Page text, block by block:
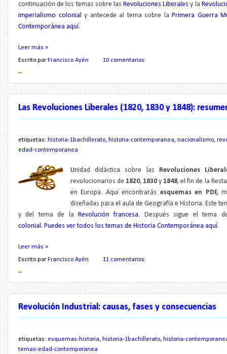
continuación de los temas sobre las Revoluciones Liberalesy la
imperialismo colonial
y antecede al tema sobre la
Primera Guerra
Contemporánea aquí.
Leer más »
Escrito por Francisco Ayén
10 comentarios:
Las Revoluciones Liberales (1820, 1830 y 1848):
etiquetas: historia-1bachillerato, historia-contemporanea, nacionalismo,
edad-contemporanea
Unidad didáctica sobre las
Revoluciones
revolucionarios de 1820, 1830 y 1848, el fin de la
en Europa. Aquí encontrarás esquemas en PDF,
diseñadas para el aula de Geografía e Historia. Este
y del tema de la
Revolución francesa. Después sigue el tema
colonial . Puedes ver todos los temas de Historia Contemporánea aquí.
Leer más »
Escrito por Francisco Ayén
11 comentarios:
Revolución Industrial: causas, fases y consecuencias
etiquetas: esquemas-historia, historia-1bachillerato, historia-
temas-edad-contemporanea